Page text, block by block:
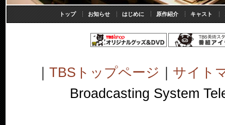
トップ お知らせ はじめに 原作紹介 キャスト
TBSトップページ
サイト
Broadcasting System